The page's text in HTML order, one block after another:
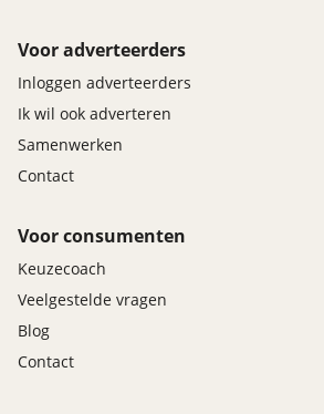
Voor adverteerders
Inloggen adverteerders
Ik wil ook adverteren
Samenwerken
Contact
Voor consumenten
Keuzecoach
Veelgestelde vragen
Blog
Contact